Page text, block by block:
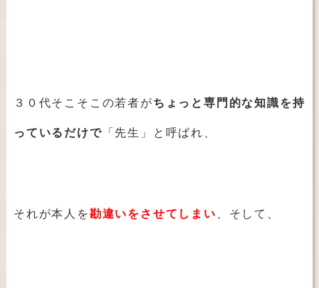
３０代そこそこの若者がちょっと専門的な知識を持
っているだけで 「先生」と呼ばれ、
それが本人を勘違いをさせてしまい 、そして、